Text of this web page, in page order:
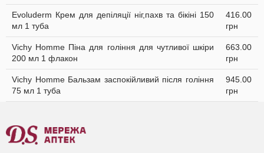
Evoluderm Крем для депіляції ніг,пахв та бікіні 150
мл 1 туба
416.00
грн
Vichy Homme Піна для гоління для чутливої шкіри
200 мл 1 флакон
663.00
грн
Vichy Homme Бальзам заспокійливий після гоління
75 мл 1 туба
945.00
грн